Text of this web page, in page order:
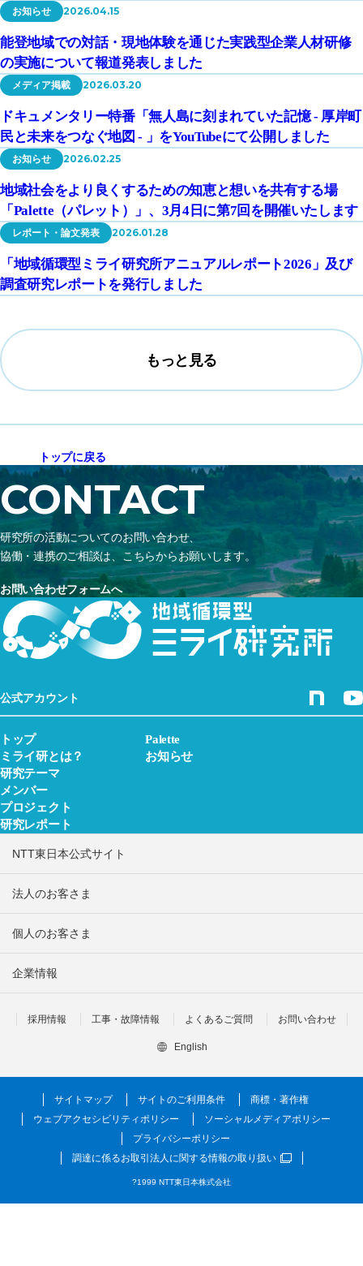
お知らせ 2026.04.15
能登地域での対話・現地体験を通じた実践型企業人材研修
の実施について報道発表しました
メディア掲載 2026.03.20
ドキュメンタリー特番「無人島に刻まれていた記憶 - 厚岸町
民と未来をつなぐ地図 - 」をYouTubeにて公開しました
お知らせ 2026.02.25
地域社会をより良くするための知恵と想いを共有する場
「Palette（パレット）」、3月4日に第7回を開催いたします
レポート・論文発表 2026.01.28
「地域循環型ミライ研究所アニュアルレポート2026」及び
調査研究レポートを発行しました
もっと見る
トップに戻る
CONTACT
研究所の活動についてのお問い合わせ、
協働・連携のご相談は、こちらからお願いします。
お問い合わせフォームへ
公式アカウント
トップ
ミライ研とは？
研究テーマ
メンバー
プロジェクト
研究レポート
Palette
お知らせ
NTT東日本公式サイト
法人のお客さま
個人のお客さま
企業情報
採用情報 工事・故障情報 よくあるご質問 お問い合わせ
English
サイトマップ サイトのご利用条件
商標・著作権
ウェブアクセシビリティポリシー
ソーシャルメディアポリシー
プライバシーポリシー
調達に係るお取引法人に関する情報の取り扱い
?1999 NTT東日本株式会社